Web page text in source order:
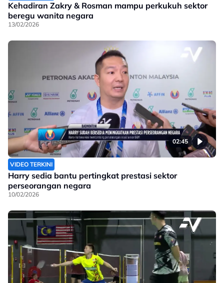
Kehadiran Zakry & Rosman mampu perkukuh sektor
beregu wanita negara
13/02/2026
02:45
VIDEO TERKINI
Harry sedia bantu pertingkat prestasi sektor
perseorangan negara
10/02/2026